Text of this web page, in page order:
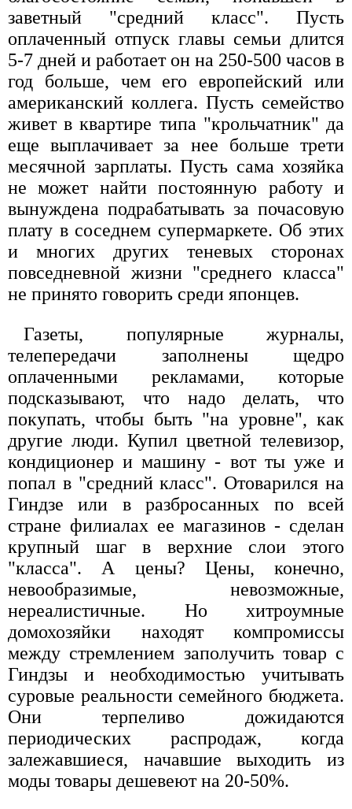
заветный "средний класс". Пусть
оплаченный отпуск главы семьи длится
5-7 дней и работает он на 250-500 часов в
год больше, чем его европейский или
американский коллега. Пусть семейство
живет в квартире типа "крольчатник" да
еще выплачивает за нее больше трети
месячной зарплаты. Пусть сама хозяйка
не может найти постоянную работу и
вынуждена подрабатывать за почасовую
плату в соседнем супермаркете. Об этих
и многих других теневых сторонах
повседневной жизни "среднего класса"
не принято говорить среди японцев.
Газеты, популярные журналы,
телепередачи заполнены щедро
оплаченными рекламами, которые
подсказывают, что надо делать, что
покупать, чтобы быть "на уровне", как
другие люди. Купил цветной телевизор,
кондиционер и машину - вот ты уже и
попал в "средний класс". Отоварился на
Гиндзе или в разбросанных по всей
стране филиалах ее магазинов - сделан
крупный шаг в верхние слои этого
"класса". А цены? Цены, конечно,
невообразимые, невозможные,
нереалистичные. Но хитроумные
домохозяйки находят компромиссы
между стремлением заполучить товар с
Гиндзы и необходимостью учитывать
суровые реальности семейного бюджета.
Они терпеливо дожидаются
периодических распродаж, когда
залежавшиеся, начавшие выходить из
моды товары дешевеют на 20-50%.